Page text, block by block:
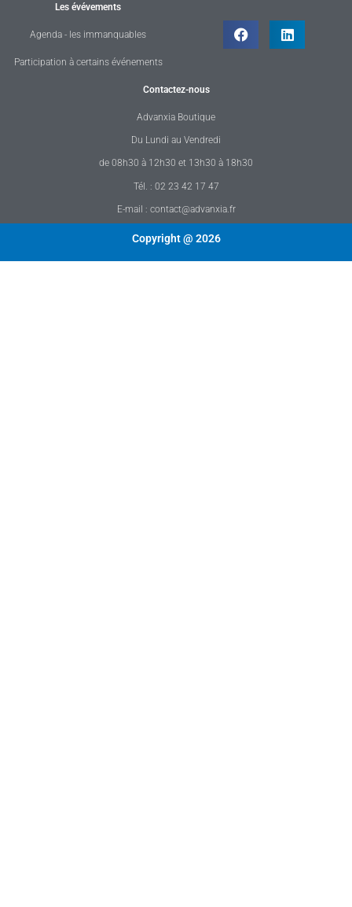
Les évévements
Agenda - les immanquables
Participation à certains événements
Contactez-nous
Advanxia Boutique
Du Lundi au Vendredi
de 08h30 à 12h30 et 13h30 à 18h30
Tél. : 02 23 42 17 47
E-mail : contact@advanxia.fr
Copyright @ 2026